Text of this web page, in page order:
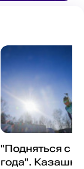
"Подняться с
года".